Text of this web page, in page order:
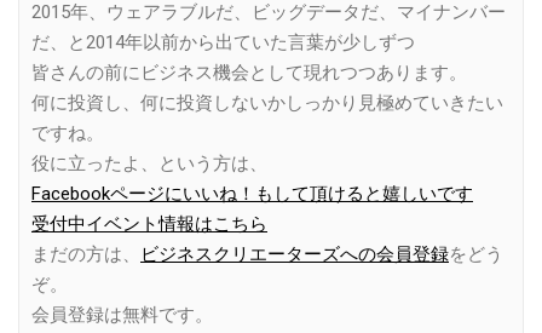
2015年、ウェアラブルだ、ビッグデータだ、マイナンバー
だ、と2014年以前から出ていた言葉が少しずつ
皆さんの前にビジネス機会として現れつつあります。
何に投資し、何に投資しないかしっかり見極めていきたい
ですね。
役に立ったよ、という方は、
Facebookページにいいね！もして頂けると嬉しいです
受付中イベント情報はこちら
まだの方は、
ビジネスクリエーターズへの会員登録をどう
ぞ。
会員登録は無料です。